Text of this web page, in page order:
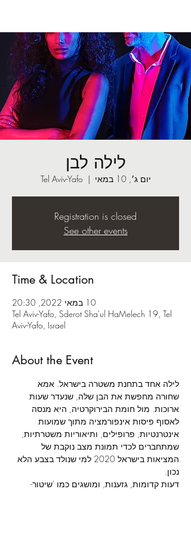
לילה לבן
יום ג׳, 10 במאי
  |
Tel Aviv-Yafo
Registration is closed
See other events
Time & Location
10 במאי 2022, 20:30
Tel Aviv-Yafo, Sderot Sha'ul HaMelech 19, Tel
Aviv-Yafo, Israel
About the Event
לילה אחד בתחנת משטרה בישראל. אמא
שחורה מחפשת את הבן שלה, שנעדר שעות
ארוכות. מול חומת הבירוקרטיה, היא מנסה
לאסוף פיסות אינפורמציה מתוך שמועות
אינטרנטיות, פרופילים, ותיאוריות משטרתיות,
שמתחברים לכדי תמונת מצב נוקבת של
המציאות בישראל 2020 למי שנולד בצבע הלא
דעות קדומות, גזענות, ומושגים כמו 'שיטור-